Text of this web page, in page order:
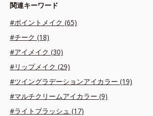
関連キーワード
#ポイントメイク (65)
#チーク (18)
#アイメイク (30)
#リップメイク (29)
#ツイングラデーションアイカラー (19)
#マルチクリームアイカラー (9)
#ライトブラッシュ (17)